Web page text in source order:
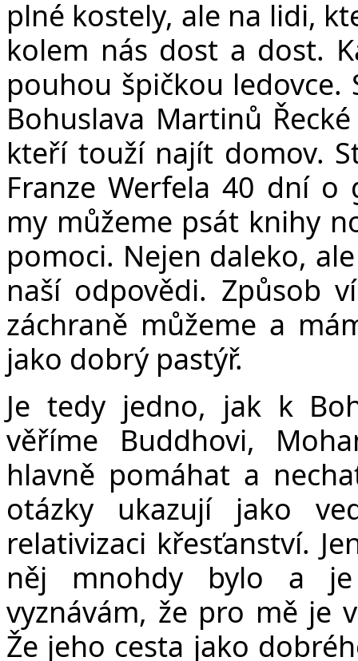
plné kostely, ale na lidi,
kolem nás dost a dost.
pouhou špičkou
Bohuslava Martinů
kteří touží najít domov.
Franze Werfela 40 dní o
my můžeme psát knihy
pomoci. Nejen daleko,
naší odpovědi. Způsob
záchraně můžeme a
jako dobrý pastýř.
Je tedy jedno, jak k
věříme Buddhovi,
hlavně pomáhat a
otázky ukazují jako
relativizaci křesťanství.
něj mnohdy bylo a
vyznávám, že pro mě je
Že jeho cesta jako